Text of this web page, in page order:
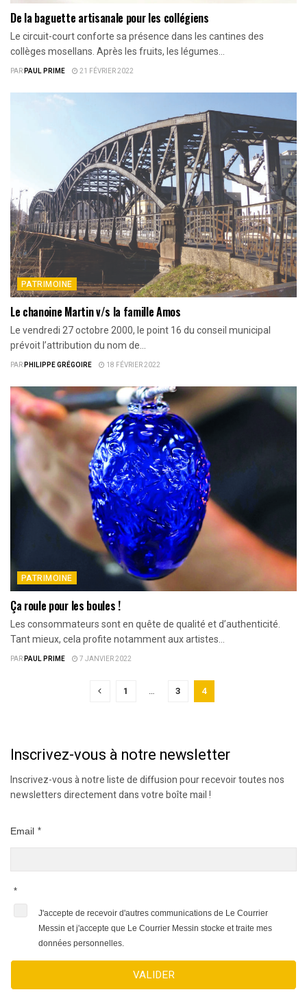
De la baguette artisanale pour les collégiens
Le circuit-court conforte sa présence dans les cantines des
collèges mosellans. Après les fruits, les légumes...
PARPAUL PRIME 21 FÉVRIER 2022
PATRIMOINE
Le chanoine Martin v/s la famille Amos
Le vendredi 27 octobre 2000, le point 16 du conseil municipal
prévoit l’attribution du nom de...
PARPHILIPPE GRÉGOIRE 18 FÉVRIER 2022
PATRIMOINE
Ça roule pour les boules !
Les consommateurs sont en quête de qualité et d’authenticité.
Tant mieux, cela profite notamment aux artistes...
PARPAUL PRIME 7 JANVIER 2022
1 … 3 4
Inscrivez-vous à notre newsletter
Inscrivez-vous à notre liste de diffusion pour recevoir toutes nos
newsletters directement dans votre boîte mail !
Email *
*
J'accepte de recevoir d'autres communications de Le Courrier
Messin et j'accepte que Le Courrier Messin stocke et traite mes
données personnelles.
VALIDER